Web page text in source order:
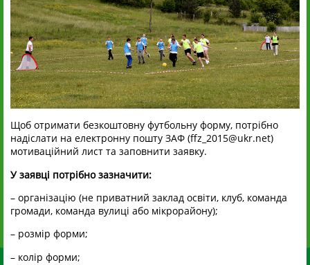
Щоб отримати безкоштовну футбольну форму, потрібно
надіслати на електронну пошту ЗАФ (ffz_2015@ukr.net)
мотиваційний лист та заповнити заявку.
У заявці потрібно зазначити:
– організацію (не приватний заклад освіти, клуб, команда
громади, команда вулиці або мікрорайону);
– розмір форми;
– колір форми;